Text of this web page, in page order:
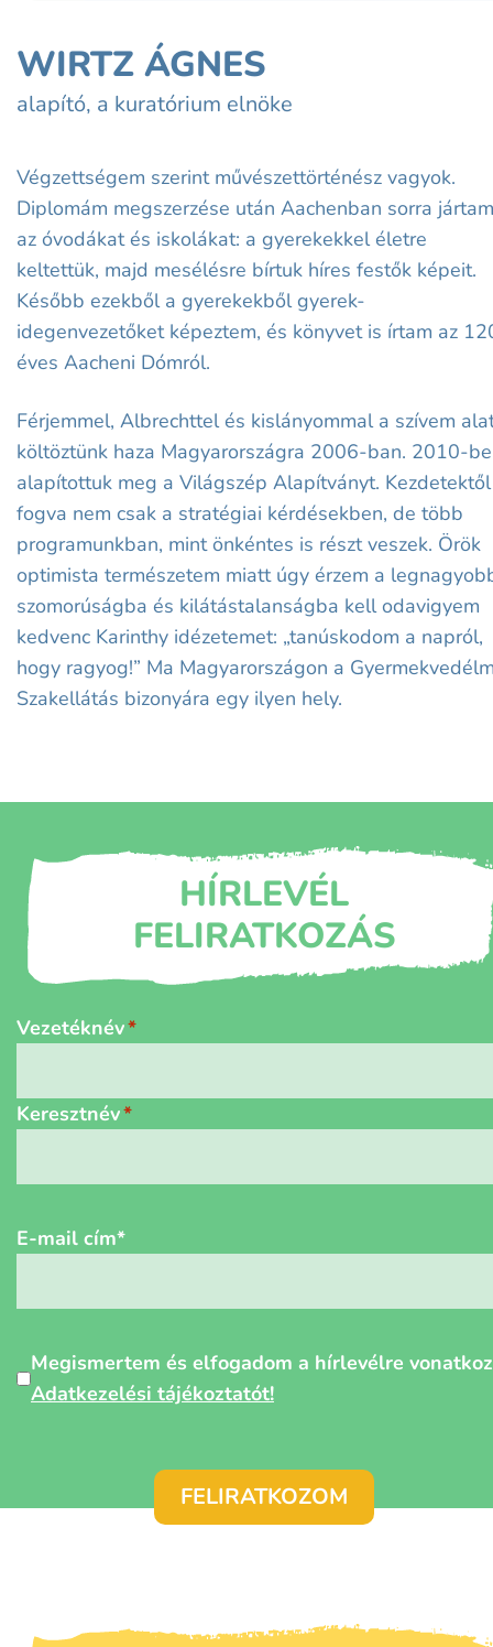
WIRTZ ÁGNES
alapító, a kuratórium elnöke
Végzettségem szerint művészettörténész vagyok.
Diplomám megszerzése után Aachenban sorra jártam
az óvodákat és iskolákat: a gyerekekkel életre
keltettük, majd mesélésre bírtuk híres festők képeit.
Később ezekből a gyerekekből gyerek-
idegenvezetőket képeztem, és könyvet is írtam az
éves Aacheni Dómról.
Férjemmel, Albrechttel és kislányommal a szívem
költöztünk haza Magyarországra 2006-ban. 2010-
alapítottuk meg a Világszép Alapítványt. Kezdetektől
fogva nem csak a stratégiai kérdésekben, de több
programunkban, mint önkéntes is részt veszek. Örök
optimista természetem miatt úgy érzem a
szomorúságba és kilátástalanságba kell odavigyem
kedvenc Karinthy idézetemet: „tanúskodom a napról,
hogy ragyog!” Ma Magyarországon a
Szakellátás bizonyára egy ilyen hely.
HÍRLEVÉL
FELIRATKOZÁS
Név*
Vezetéknév
Keresztnév
E-mail cím*
Személyes
adatok
Megismertem és elfogadom a hírlevélre
Adatkezelési tájékoztatót!